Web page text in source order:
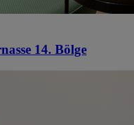
14. Bölge